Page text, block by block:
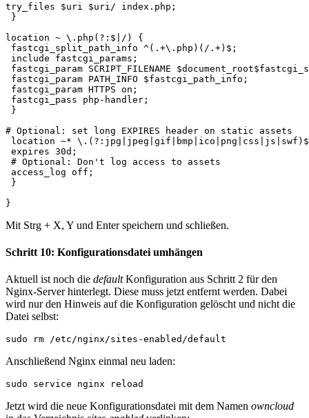
try_files $uri $uri/ index.php;
}
location ~ \.php(?:$|/) {
fastcgi_split_path_info ^(.+\.php)(/.+)$;
include fastcgi_params;
fastcgi_param SCRIPT_FILENAME
fastcgi_param PATH_INFO $fastcgi_path_info;
fastcgi_param HTTPS on;
fastcgi_pass php-handler;
}
# Optional: set long EXPIRES header on static assets
location ~*
expires 30d;
# Optional: Don't log access to assets
access_log off;
}
Mit Strg + X, Y und Enter speichern und schließen.
Schritt 10: Konfigurationsdatei umhängen
Aktuell ist noch die defaultKonfiguration aus Schritt 2 für den
Nginx-Server hinterlegt. Diese muss jetzt entfernt werden. Dabei
wird nur den Hinweis auf die Konfiguration gelöscht und nicht die
Datei selbst:
sudo rm /etc/nginx/sites-enabled/default
Anschließend Nginx einmal neu laden:
sudo service nginx reload
Jetzt wird die neue Konfigurationsdatei mit dem Namen owncloud